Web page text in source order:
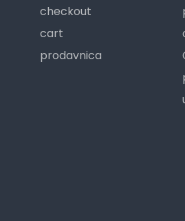
checkout
cart
prodavnica